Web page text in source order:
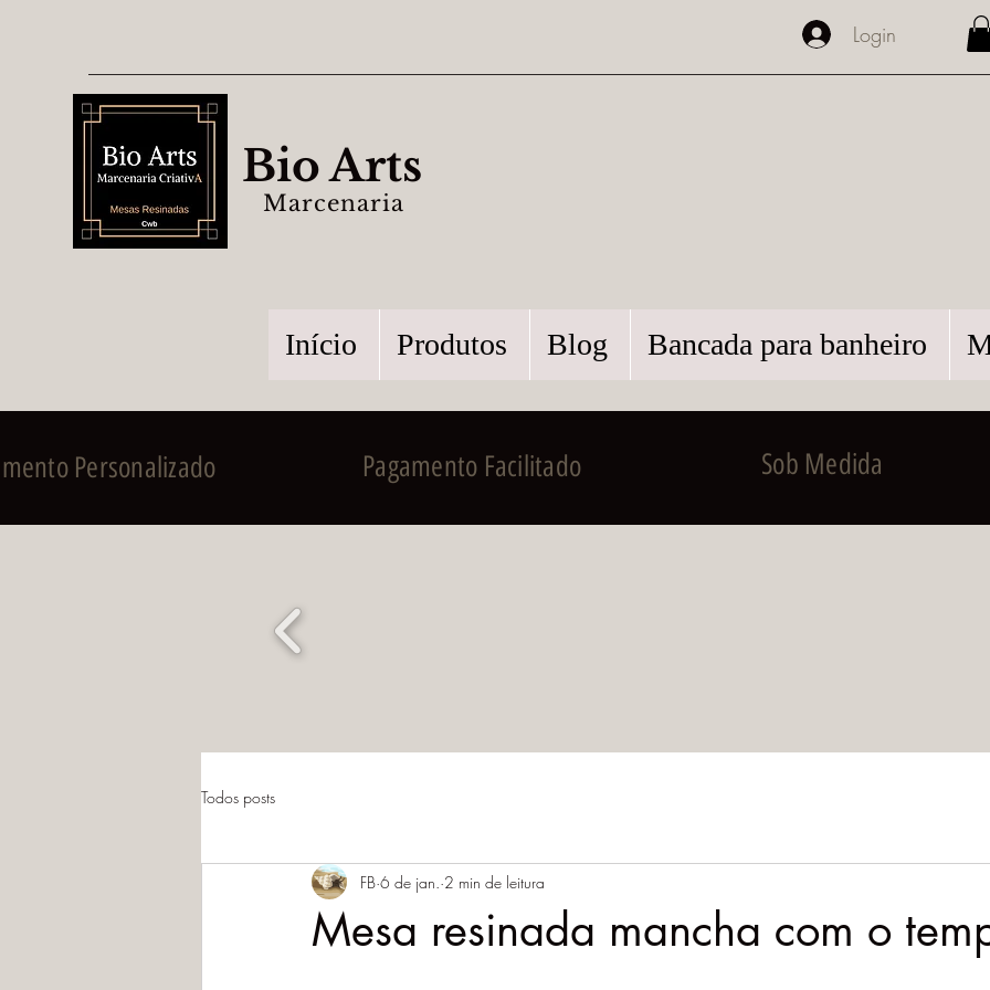
Login
Bio Arts
Marcenaria
Início Produtos Blog Bancada para banheiro
Personalizado Pagamento Facilitado Sob Medida
Todos posts
Mesa resinada mancha com o
FB 6 de jan. 2 min de leitura